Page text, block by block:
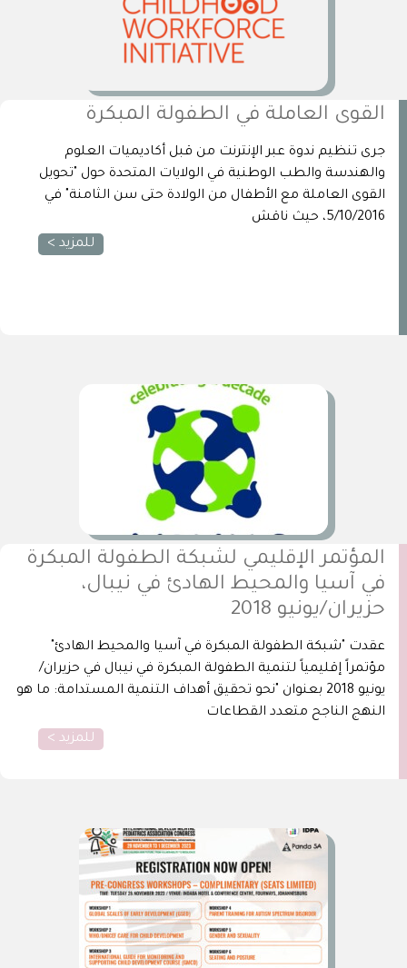
القوى العاملة في الطفولة المبكرة
جرى تنظيم ندوة عبر الإنترنت من قبل أكاديميات العلوم
والهندسة والطب الوطنية في الولايات المتحدة حول "تحويل
القوى العاملة مع الأطفال من الولادة حتى سن الثامنة" في
5/10/2016، حيث ناقش
للمزيد >
المؤتمر الإقليمي لشبكة الطفولة المبكرة
في آسيا والمحيط الهادئ في نيبال،
حزيران/يونيو 2018
عقدت "شبكة الطفولة المبكرة في آسيا والمحيط الهادئ"
مؤتمراً إقليمياً لتنمية الطفولة المبكرة في نيبال في حزيران/
يونيو 2018 بعنوان "نحو تحقيق أهداف التنمية المستدامة: ما هو
النهج الناجح متعدد القطاعات
للمزيد >